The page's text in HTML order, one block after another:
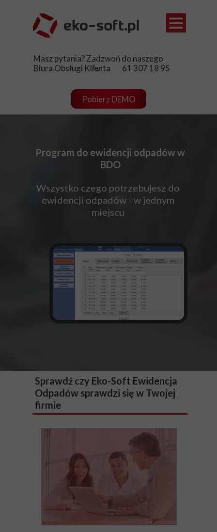
Wszystko czego potrzebujesz do
ewidencji odpadów - w jednym
miejscu
Program do ewidencji odpadów w
BDO
Sprawdź czy Eko-Soft Ewidencja
Odpadów sprawdzi się w Twojej
firmie
Pobierz DEMO
Masz pytania? Zadzwoń do naszego
Biura Obsługi Klienta 61 307 18 95